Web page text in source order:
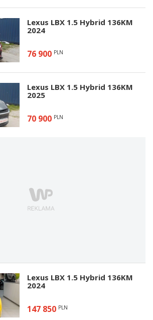
Lexus LBX 1.5 Hybrid 136KM
2024
76 900 PLN
Lexus LBX 1.5 Hybrid 136KM
2025
70 900 PLN
Lexus LBX 1.5 Hybrid 136KM
2024
147 850 PLN